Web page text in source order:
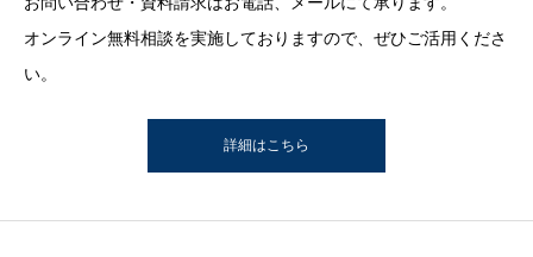
オンライン無料相談を実施しておりますので、ぜひご活用くださ
い。
詳細はこちら